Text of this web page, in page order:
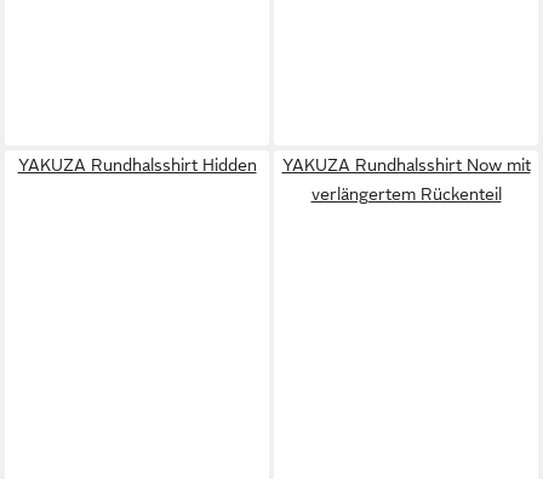
YAKUZA Rundhalsshirt Hidden
YAKUZA Rundhalsshirt Now mit
verlängertem Rückenteil